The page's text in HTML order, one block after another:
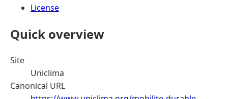
License
Quick overview
Site
Uniclima
Canonical URL